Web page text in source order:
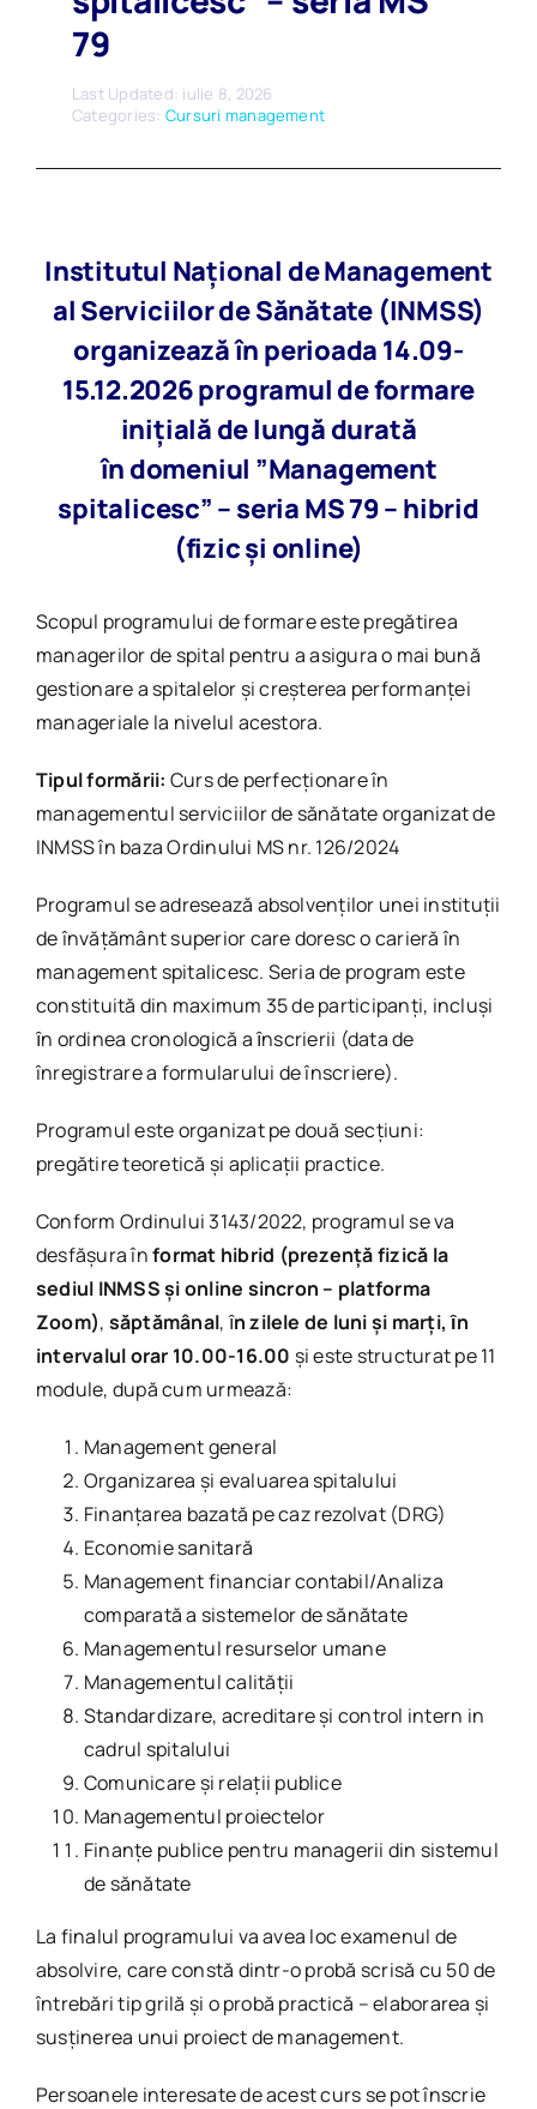
79
Last Updated: iulie 8, 2026
Categories: Cursuri management
Institutul Național de Management
al Serviciilor de Sănătate (INMSS)
organizează în perioada 14.09-
15.12.2026 programul de formare
inițială de lungă durată
în domeniul ”Management
spitalicesc” – seria MS 79 – hibrid
(fizic și online)
Scopul programului de formare este pregătirea
managerilor de spital pentru a asigura o mai bună
gestionare a spitalelor și creșterea performanţei
manageriale la nivelul acestora.
Tipul formării: Curs de perfecționare în
managementul serviciilor de sănătate organizat de
INMSS în baza Ordinului MS nr. 126/2024
Programul se adresează absolvenţilor unei instituţii
de învăţământ superior care doresc o carieră în
management spitalicesc. Seria de program este
constituită din maximum 35 de participanţi, incluși
ȋn ordinea cronologică a ȋnscrierii (data de
înregistrare a formularului de înscriere).
Programul este organizat pe două secţiuni:
pregătire teoretică și aplicații practice.
Conform Ordinului 3143/2022, programul se va
desfășura înformat hibrid (prezență fizică la
sediul INMSS și online sincron – platforma
Zoom), săptămânal, ȋn zilele de luniși marţi, ȋn
intervalul orar 10.00-16.00 și este structurat pe 11
module, după cum urmează:
Management general
Organizarea şi evaluarea spitalului
Finanţarea bazată pe caz rezolvat (DRG)
Economie sanitară
Management financiar contabil/Analiza
comparată a sistemelor de sănătate
Managementul resurselor umane
Managementul calităţii
Standardizare, acreditare și control intern in
cadrul spitalului
Comunicare şi relaţii publice
Managementul proiectelor
Finanţe publice pentru managerii din sistemul
de sănătate
La finalul programului va avea loc examenul de
absolvire, care constă dintr-o probă scrisă cu 50 de
întrebări tip grilă şi o probă practică – elaborarea şi
susţinerea unui proiect de management.
Persoanele interesate de acest curs se pot înscrie